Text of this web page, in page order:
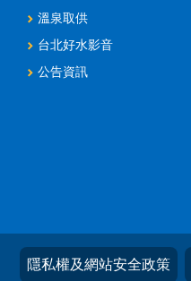
溫泉取供
台北好水影音
公告資訊
隱私權及網站安全政策